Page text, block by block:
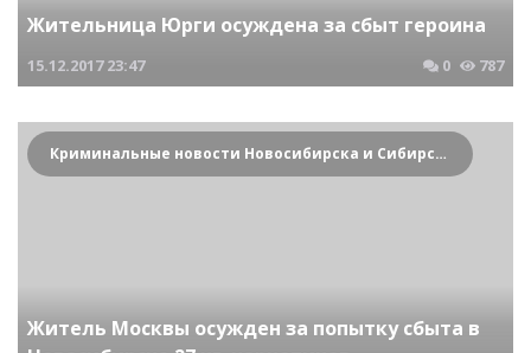
Жительница Юрги осуждена за сбыт героина
15.12.2017 23:47 0 787
Криминальные новости Новосибирска и Сибирского региона
Житель Москвы осужден за попытку сбыта в